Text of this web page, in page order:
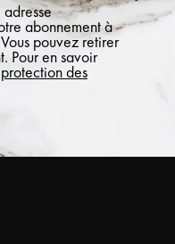
abonnement à
pouvez retirer
Pour en savoir
des